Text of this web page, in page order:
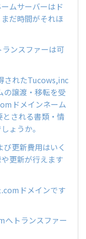
ムサーバーはド
だ時間がそれほ
ンスファーは可
されたTucows,inc
譲渡・移転を受
ドメインネーム
される書類・情
ょうか。
更新費用はいく
更新が行えます
ドメインです
へトランスファー